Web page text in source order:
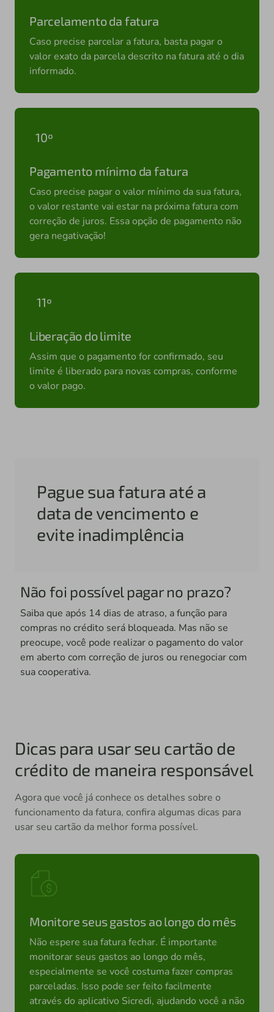
Parcelamento da fatura
Caso precise parcelar a fatura, basta pagar o
valor exato da parcela descrito na fatura até o dia
informado.
10º
Pagamento mínimo da fatura
Caso precise pagar o valor mínimo da sua fatura,
o valor restante vai estar na próxima fatura com
correção de juros. Essa opção de pagamento não
gera negativação!
11º
Liberação do limite
Assim que o pagamento for confirmado, seu
limite é liberado para novas compras, conforme
o valor pago.
Pague sua fatura até a
data de vencimento e
evite inadimplência
Não foi possível pagar no prazo?
Saiba que após 14 dias de atraso, a função para
compras no crédito será bloqueada. Mas não se
preocupe, você pode realizar o pagamento do valor
em aberto com correção de juros ou renegociar com
sua cooperativa.
Dicas para usar seu cartão de
crédito de maneira responsável
Agora que você já conhece os detalhes sobre o
funcionamento da fatura, confira algumas dicas para
usar seu cartão da melhor forma possível.
Monitore seus gastos ao longo do mês
Não espere sua fatura fechar. É importante
monitorar seus gastos ao longo do mês,
especialmente se você costuma fazer compras
parceladas. Isso pode ser feito facilmente
através do aplicativo Sicredi, ajudando você a não